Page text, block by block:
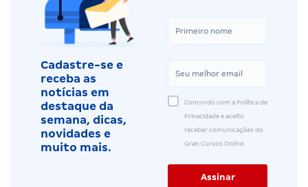
Cadastre-se e
receba as
notícias em
destaque da
semana, dicas,
novidades e
muito mais.
Concordo com a Política de
Privacidade e aceito
receber comunicações do
Gran Cursos Online.